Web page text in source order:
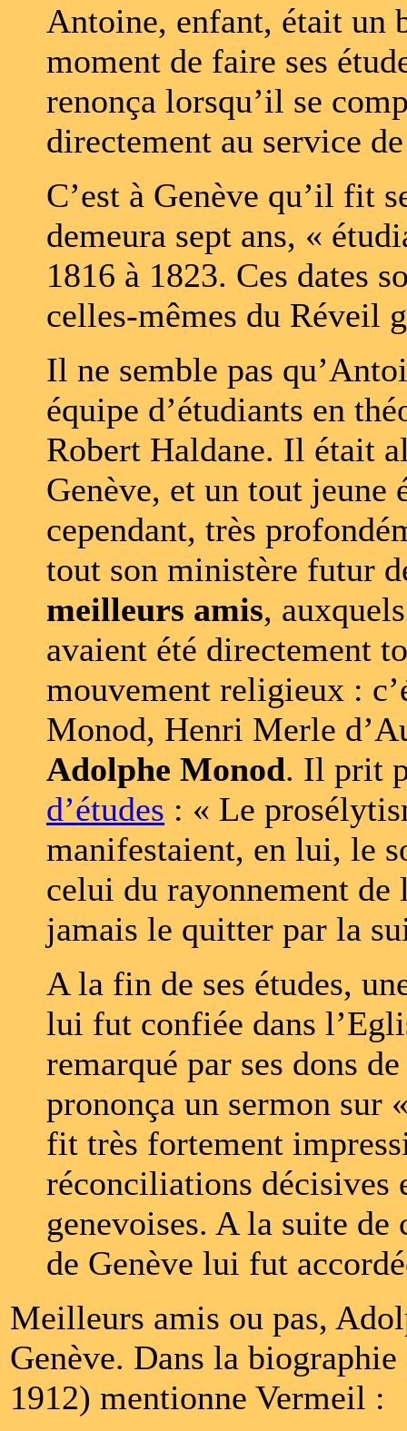
Antoine, enfant, était un
moment de faire ses
renonça lorsqu’il se
directement au service
C’est à Genève qu’il fit
demeura sept ans, «
1816 à 1823. Ces dates
celles-mêmes du Réveil
Il ne semble pas
équipe d’étudiants en
Robert Haldane. Il était
Genève, et un tout
cependant, très
tout son ministère futur
meilleurs amis,
avaient été directement
mouvement religieux :
Monod, Henri Merle
Adolphe Monod. Il prit
d’études : « Le
manifestaient, en lui, le
celui du rayonnement de
jamais le quitter par la
A la fin de ses études,
lui fut confiée dans
remarqué par ses dons
prononça un sermon sur
fit très fortement
réconciliations décisives
genevoises. A la suite
de Genève lui fut
Meilleurs amis ou pas,
Genève. Dans la
1912) mentionne Vermeil :